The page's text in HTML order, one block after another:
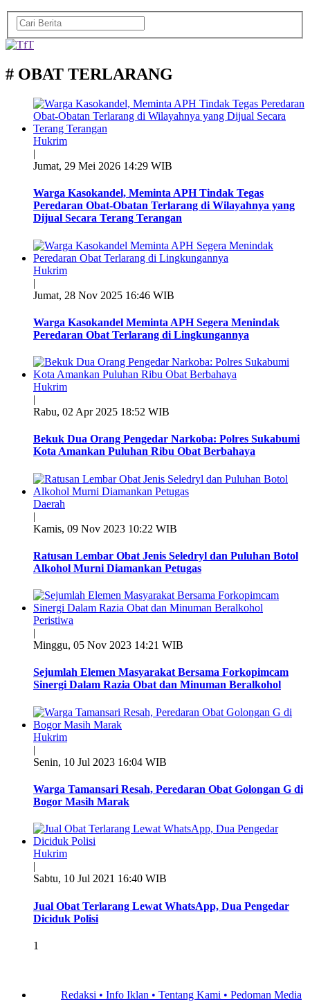
# OBAT TERLARANG
Hukrim
|
Jumat, 29 Mei 2026 14:29 WIB
Warga Kasokandel, Meminta APH Tindak Tegas
Peredaran Obat-Obatan Terlarang di Wilayahnya yang
Dijual Secara Terang Terangan
Hukrim
|
Jumat, 28 Nov 2025 16:46 WIB
Warga Kasokandel Meminta APH Segera Menindak
Peredaran Obat Terlarang di Lingkungannya
Hukrim
|
Rabu, 02 Apr 2025 18:52 WIB
Bekuk Dua Orang Pengedar Narkoba: Polres Sukabumi
Kota Amankan Puluhan Ribu Obat Berbahaya
Daerah
|
Kamis, 09 Nov 2023 10:22 WIB
Ratusan Lembar Obat Jenis Seledryl dan Puluhan Botol
Alkohol Murni Diamankan Petugas
Peristiwa
|
Minggu, 05 Nov 2023 14:21 WIB
Sejumlah Elemen Masyarakat Bersama Forkopimcam
Sinergi Dalam Razia Obat dan Minuman Beralkohol
Hukrim
|
Senin, 10 Jul 2023 16:04 WIB
Warga Tamansari Resah, Peredaran Obat Golongan G di
Bogor Masih Marak
Hukrim
|
Sabtu, 10 Jul 2021 16:40 WIB
Jual Obat Terlarang Lewat WhatsApp, Dua Pengedar
Diciduk Polisi
1
Redaksi • Info Iklan • Tentang Kami • Pedoman Media